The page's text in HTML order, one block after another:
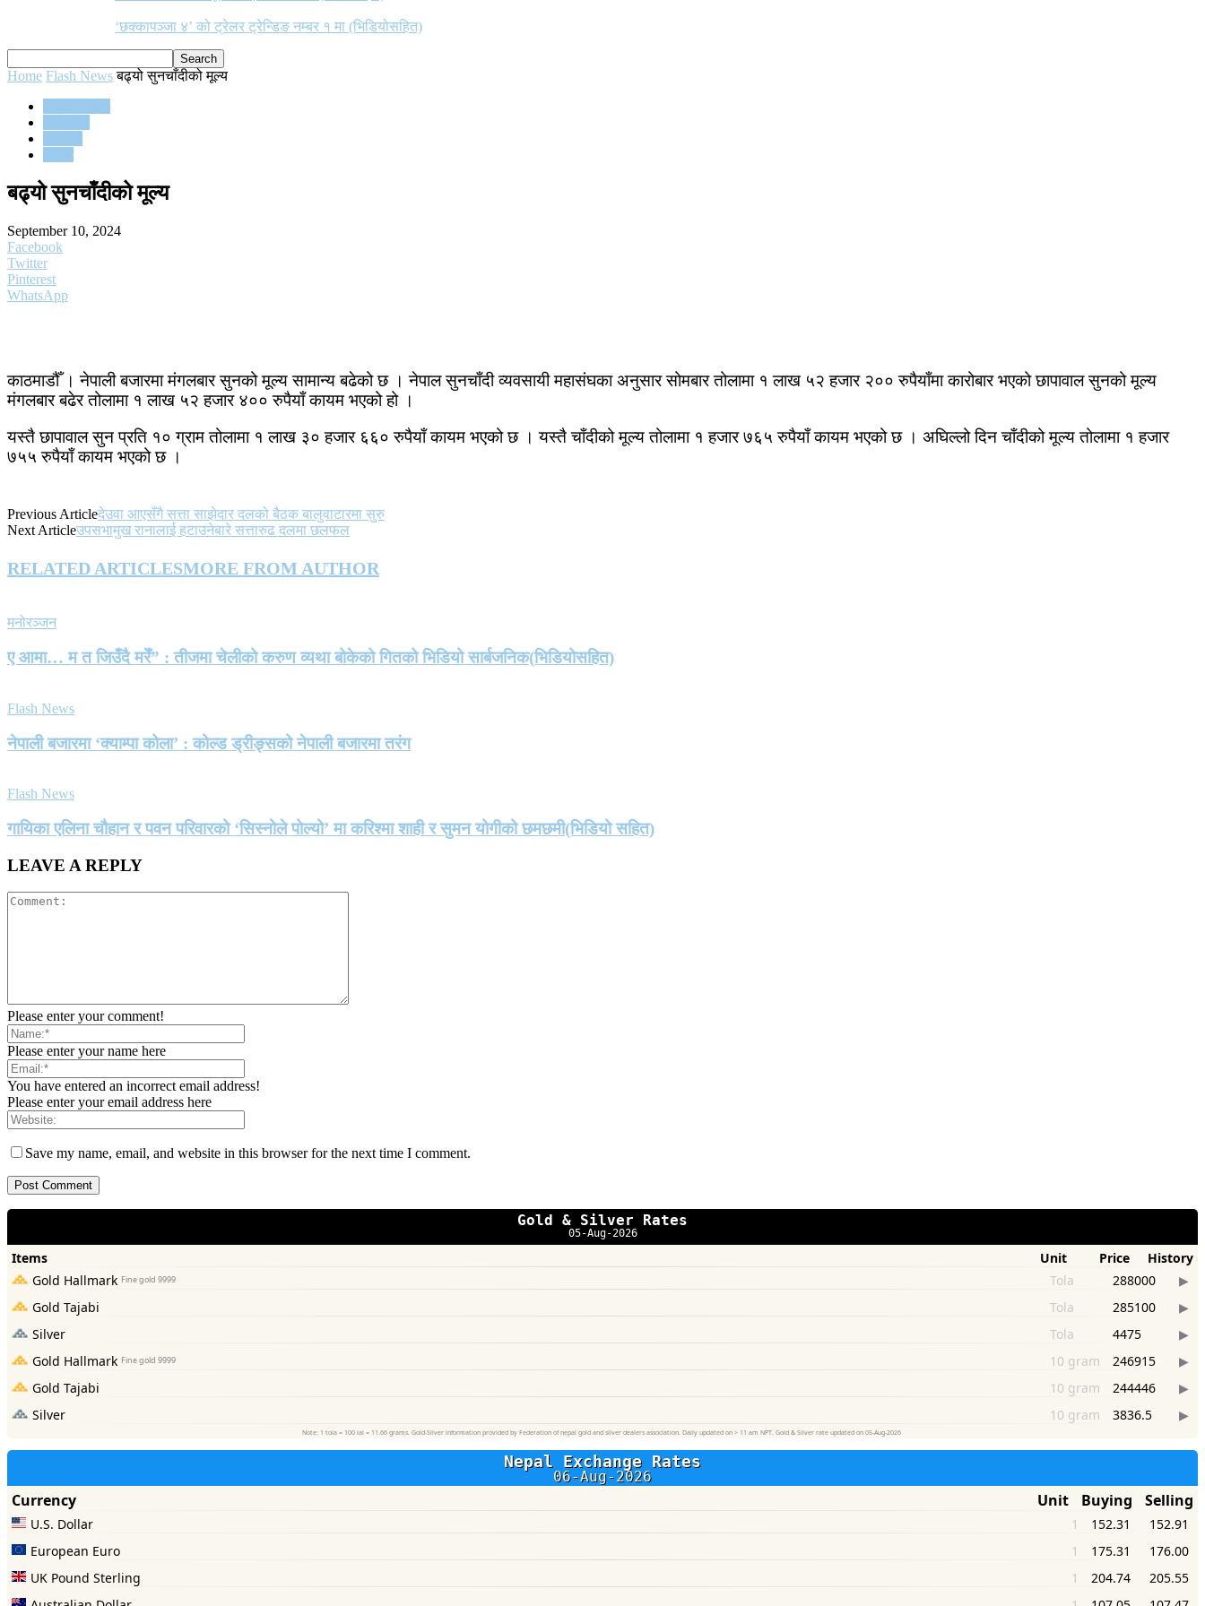
‘छक्कापञ्जा ४’ को ट्रेलर ट्रेन्डिङ नम्बर १ मा (भिडियोसहित)
Home Flash News बढ्यो सुनचाँदीको मूल्य
बढ्यो सुनचाँदीको मूल्य
September 10, 2024
Facebook
Twitter
Pinterest
WhatsApp
काठमाडौँ । नेपाली बजारमा मंगलबार सुनको मूल्य सामान्य बढेको छ । नेपाल सुनचाँदी व्यवसायी महासंघका अनुसार सोमबार तोलामा १ लाख ५२ हजार २०० रुपैयाँमा कारोबार भएको छापावाल सुनको मूल्य
मंगलबार बढेर तोलामा १ लाख ५२ हजार ४०० रुपैयाँ कायम भएको हो ।
यस्तै छापावाल सुन प्रति १० ग्राम तोलामा १ लाख ३० हजार ६६० रुपैयाँ कायम भएको छ । यस्तै चाँदीको मूल्य तोलामा १ हजार ७६५ रुपैयाँ कायम भएको छ । अघिल्लो दिन चाँदीको मूल्य तोलामा १ हजार
७५५ रुपैयाँ कायम भएको छ ।
Previous Articleदेउवा आएसँगै सत्ता साझेदार दलको बैठक बालुवाटारमा सुरु
Next Articleउपसभामुख रानालाई हटाउनेबारे सत्तारुढ दलमा छलफल
RELATED ARTICLESMORE FROM AUTHOR
मनोरञ्जन
ए आमा… म त जिउँदै मरेँ” : तीजमा चेलीको करुण व्यथा बोकेको गितको भिडियो सार्बजनिक(भिडियोसहित)
Flash News
नेपाली बजारमा ‘क्याम्पा कोला’ : कोल्ड ड्रीङ्सको नेपाली बजारमा तरंग
Flash News
गायिका एलिना चौहान र पवन परिवारको ‘सिस्नोले पोल्यो’ मा करिश्मा शाही र सुमन योगीको छमछमी(भिडियो सहित)
LEAVE A REPLY
Please enter your comment!
Please enter your name here
You have entered an incorrect email address!
Please enter your email address here
Save my name, email, and website in this browser for the next time I comment.